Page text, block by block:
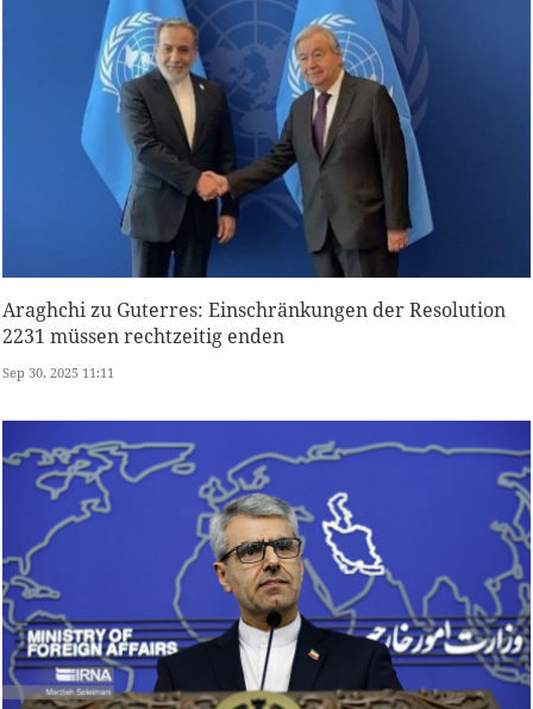
Araghchi zu Guterres: Einschränkungen der Resolution
2231 müssen rechtzeitig enden
Sep 30, 2025 11:11